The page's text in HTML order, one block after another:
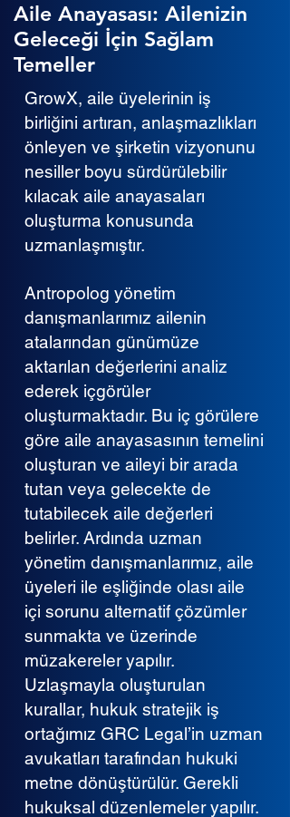
Aile Anayasası: Ailenizin
Geleceği İçin Sağlam
Temeller
GrowX, aile üyelerinin iş
birliğini artıran, anlaşmazlıkları
önleyen ve şirketin vizyonunu
nesiller boyu sürdürülebilir
kılacak aile anayasaları
oluşturma konusunda
uzmanlaşmıştır.
Antropolog yönetim
danışmanlarımız ailenin
atalarından günümüze
aktarılan değerlerini analiz
ederek içgörüler
oluşturmaktadır. Bu iç görülere
göre aile anayasasının temelini
oluşturan ve aileyi bir arada
tutan veya gelecekte de
tutabilecek aile değerleri
belirler. Ardında uzman
yönetim danışmanlarımız, aile
üyeleri ile eşliğinde olası aile
içi sorunu alternatif çözümler
sunmakta ve üzerinde
müzakereler yapılır.
Uzlaşmayla oluşturulan
kurallar, hukuk stratejik iş
ortağımız GRC Legal’in uzman
avukatları tarafından hukuki
metne dönüştürülür. Gerekli
hukuksal düzenlemeler yapılır.